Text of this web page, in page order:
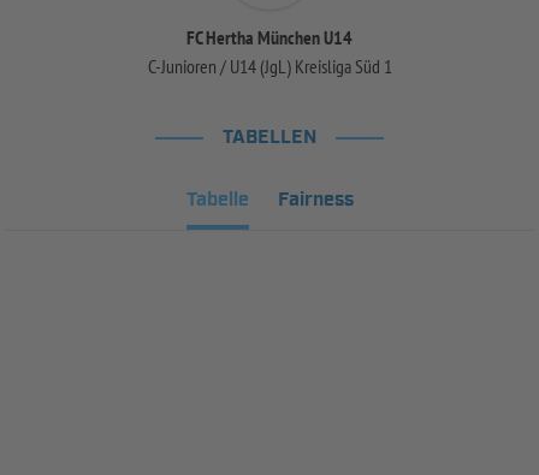
FC Hertha München U14
C-Junioren / U14 (JgL) Kreisliga Süd 1
TABELLEN
Tabelle Fairness